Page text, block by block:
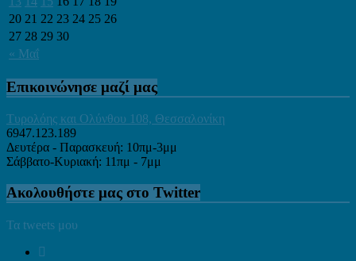
« Μαΐ
20 21 22 23 24 25 26
27 28 29 30
Επικοινώνησε μαζί μας
Τυρολόης και Ολύνθου 108, Θεσσαλονίκη
6947.123.189
Δευτέρα - Παρασκευή: 10πμ-3μμ
Σάββατο-Κυριακή: 11πμ - 7μμ
Ακολουθήστε μας στο Twitter
Τα tweets μου